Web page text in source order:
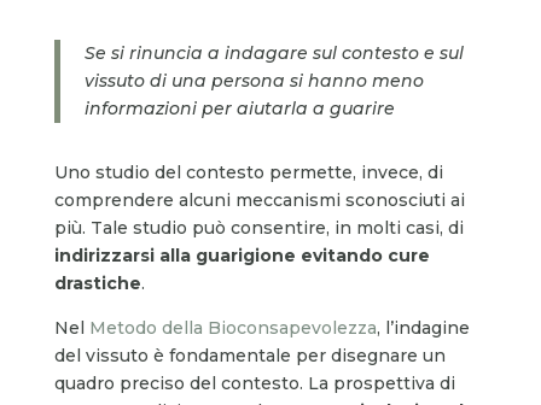
Se si rinuncia a indagare sul contesto e sul
vissuto di una persona si hanno meno
informazioni per aiutarla a guarire
Uno studio del contesto permette, invece, di
comprendere alcuni meccanismi sconosciuti ai
più. Tale studio può consentire, in molti casi, di
indirizzarsi alla guarigione evitando cure
drastiche.
Nel Metodo della Bioconsapevolezza, l’indagine
del vissuto è fondamentale per disegnare un
quadro preciso del contesto. La prospettiva di